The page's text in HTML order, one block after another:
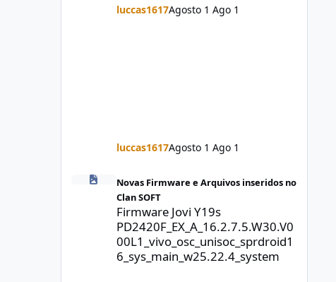
luccas1617Agosto 1 Ago 1
luccas1617Agosto 1 Ago 1
Novas Firmware e Arquivos inseridos no
Clan SOFT
Firmware Jovi Y19s
PD2420F_EX_A_16.2.7.5.W30.V0
00L1_vivo_osc_unisoc_sprdroid1
6_sys_main_w25.22.4_system